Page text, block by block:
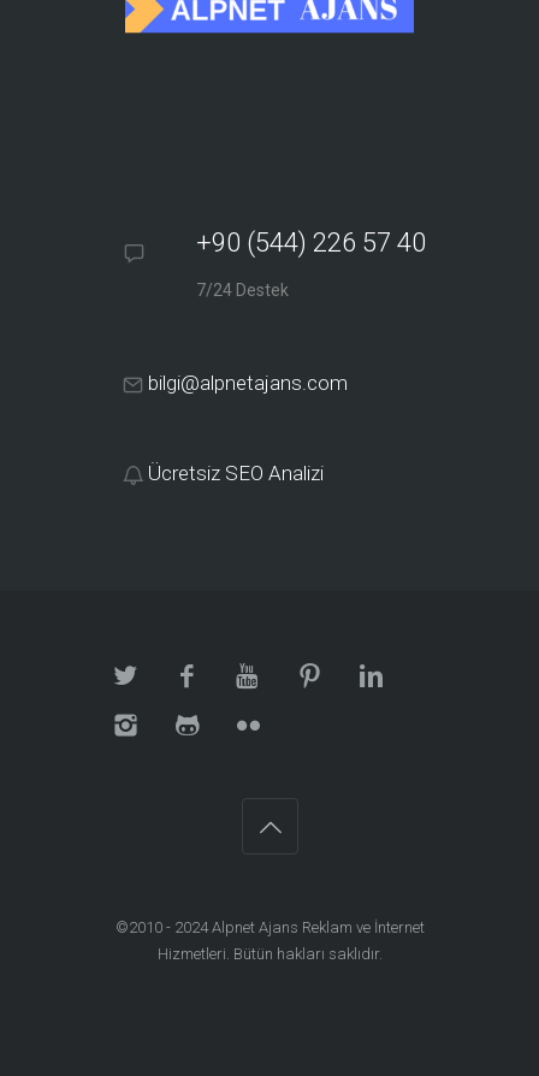
+90 (544) 226 57 40
7/24 Destek
bilgi@alpnetajans.com
Ücretsiz SEO Analizi
©2010 - 2024Alpnet Ajans Reklam ve İnternet
Hizmetleri . Bütün hakları saklıdır.